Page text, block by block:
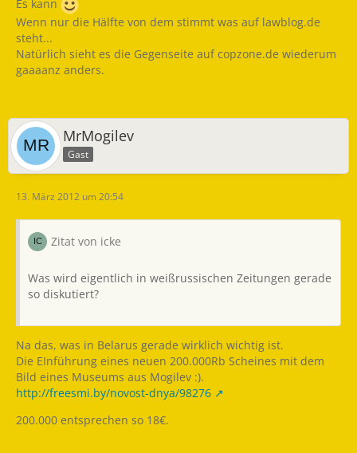
Es kann
Wenn nur die Hälfte von dem stimmt was auf lawblog.de
steht...
Natürlich sieht es die Gegenseite auf copzone.de wiederum
gaaaanz anders.
MrMogilev
Gast
13. März 2012 um 20:54
Zitat von icke
Was wird eigentlich in weißrussischen Zeitungen gerade
so diskutiert?
Na das, was in Belarus gerade wirklich wichtig ist.
Die EInführung eines neuen 200.000Rb Scheines mit dem
Bild eines Museums aus Mogilev :).
http://freesmi.by/novost-dnya/98276
200.000 entsprechen so 18€.